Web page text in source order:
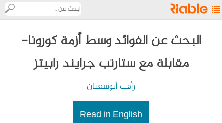
مستكشف
البحث عن الفوائد وسط أزمة كورونا-
مقابلة مع ستارتب جرايند رابيتز
رأفت أبوشعبان
Read in English